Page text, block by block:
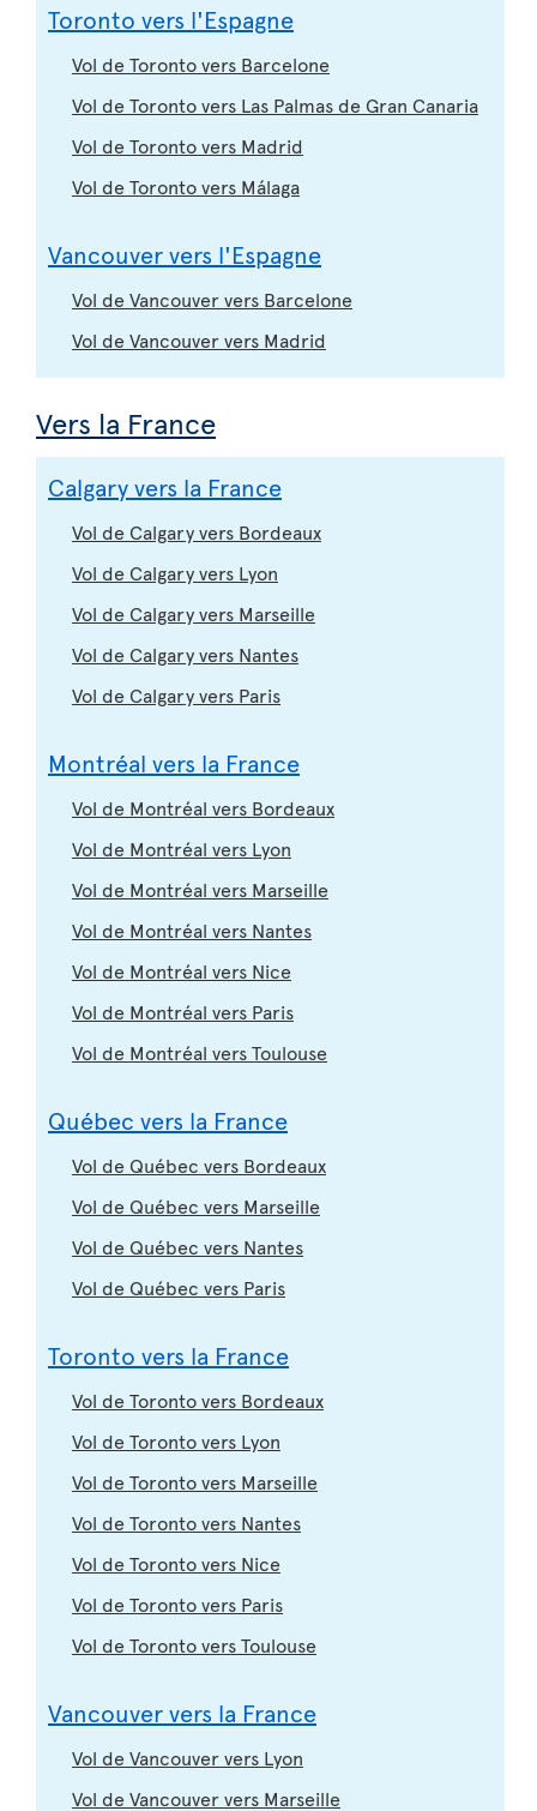
Toronto vers l'Espagne
Vol de Toronto vers Barcelone
Vol de Toronto vers Las Palmas de Gran Canaria
Vol de Toronto vers Madrid
Vol de Toronto vers Málaga
Vancouver vers l'Espagne
Vol de Vancouver vers Barcelone
Vol de Vancouver vers Madrid
Vers la France
Calgary vers la France
Vol de Calgary vers Bordeaux
Vol de Calgary vers Lyon
Vol de Calgary vers Marseille
Vol de Calgary vers Nantes
Vol de Calgary vers Paris
Montréal vers la France
Vol de Montréal vers Bordeaux
Vol de Montréal vers Lyon
Vol de Montréal vers Marseille
Vol de Montréal vers Nantes
Vol de Montréal vers Nice
Vol de Montréal vers Paris
Vol de Montréal vers Toulouse
Québec vers la France
Vol de Québec vers Bordeaux
Vol de Québec vers Marseille
Vol de Québec vers Nantes
Vol de Québec vers Paris
Toronto vers la France
Vol de Toronto vers Bordeaux
Vol de Toronto vers Lyon
Vol de Toronto vers Marseille
Vol de Toronto vers Nantes
Vol de Toronto vers Nice
Vol de Toronto vers Paris
Vol de Toronto vers Toulouse
Vancouver vers la France
Vol de Vancouver vers Lyon
Vol de Vancouver vers Marseille